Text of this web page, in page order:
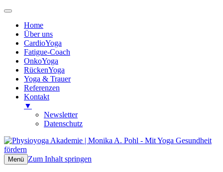
Home
Über uns
CardioYoga
Fatigue-Coach
OnkoYoga
RückenYoga
Yoga & Trauer
Referenzen
Kontakt
▼
Newsletter
Datenschutz
Physioyoga Akademie | Monika A. Pohl
Mit Yoga Gesundheit fördern
Menü Zum Inhalt springen